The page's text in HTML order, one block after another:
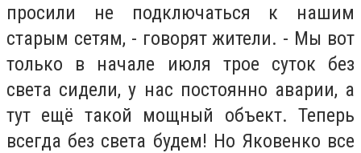
просили не подключаться к нашим
старым сетям, - говорят жители. - Мы вот
только в начале июля трое суток без
света сидели, у нас постоянно аварии, а
тут ещё такой мощный объект. Теперь
всегда без света будем! Но Яковенко все